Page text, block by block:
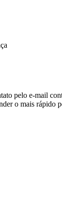
pelo e-mail
o mais rápido